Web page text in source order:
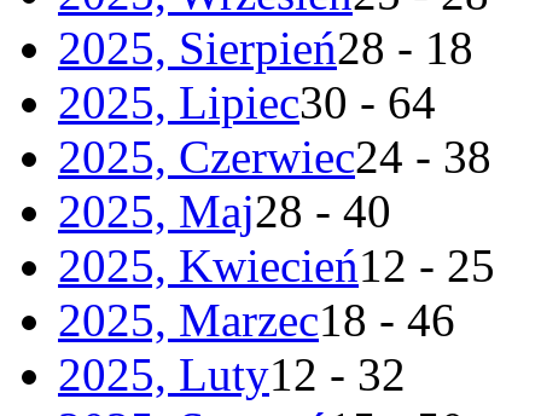
2025, Sierpień28 - 18
2025, Lipiec30 - 64
2025, Czerwiec24 - 38
2025, Maj28 - 40
2025, Kwiecień12 - 25
2025, Marzec18 - 46
2025, Luty12 - 32